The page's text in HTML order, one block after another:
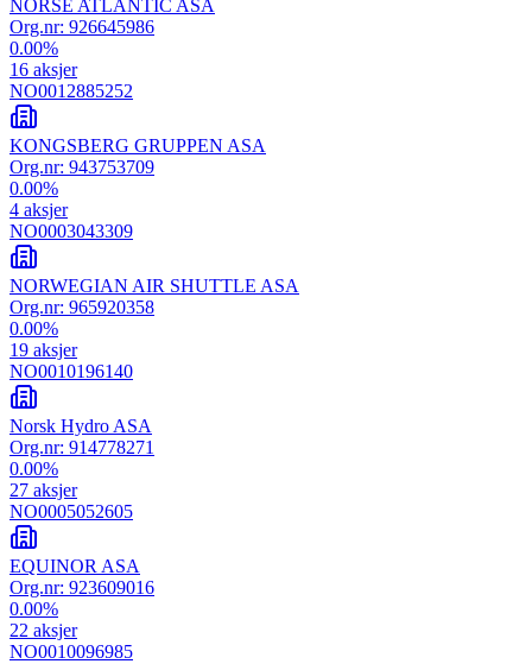
NORSE ATLANTIC ASA
Org.nr: 926645986
0.00%
16 aksjer
NO0012885252
KONGSBERG GRUPPEN ASA
Org.nr: 943753709
0.00%
4 aksjer
NO0003043309
NORWEGIAN AIR SHUTTLE ASA
Org.nr: 965920358
0.00%
19 aksjer
NO0010196140
Norsk Hydro ASA
Org.nr: 914778271
0.00%
27 aksjer
NO0005052605
EQUINOR ASA
Org.nr: 923609016
0.00%
22 aksjer
NO0010096985